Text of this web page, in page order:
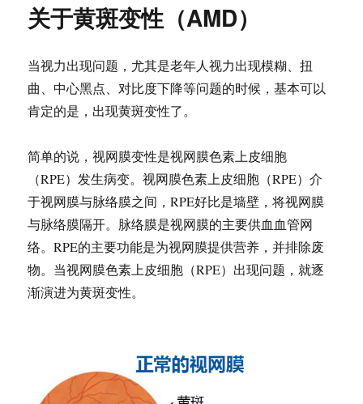
关于黄斑变性（AMD）
当视力出现问题，尤其是老年人视力出现模糊、扭
曲、中心黑点、对比度下降等问题的时候，基本可以
肯定的是，出现黄斑变性了。
简单的说，视网膜变性是视网膜色素上皮细胞
（RPE）发生病变。视网膜色素上皮细胞（RPE）介
于视网膜与脉络膜之间，RPE好比是墙壁，将视网膜
与脉络膜隔开。脉络膜是视网膜的主要供血血管网
络。RPE的主要功能是为视网膜提供营养，并排除废
物。当视网膜色素上皮细胞（RPE）出现问题，就逐
渐演进为黄斑变性。